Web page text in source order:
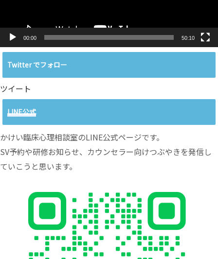
00:00 50:10
Twitter でフォロー
ツイート
LINE公式
かけい臨床心理相談室のLINE公式ページです。
SV予約や研修お知らせ、カウンセラー向けつぶやきを発信し
ていこうと思います。